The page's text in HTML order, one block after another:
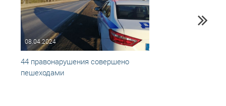
08.04.2024
44 правонарушения совершено
пешеходами